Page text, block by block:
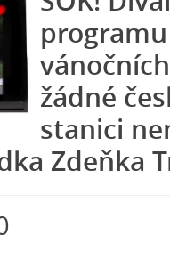
žádné
stanici
Zdeňka